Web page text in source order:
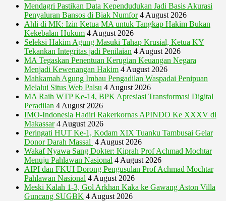
Mendagri Pastikan Data Kependudukan Jadi Basis Akurasi
Penyaluran Bansos di Biak Numfor 4 August 2026
Ahli di MK: Izin Ketua MA untuk Tangkap Hakim Bukan
Kekebalan Hukum 4 August 2026
Seleksi Hakim Agung Masuki Tahap Krusial, Ketua KY
Tekankan Integritas jadi Penilaian 4 August 2026
MA Tegaskan Penentuan Kerugian Keuangan Negara
Menjadi Kewenangan Hakim 4 August 2026
Mahkamah Agung Imbau Pengadilan Waspadai Penipuan
Melalui Situs Web Palsu 4 August 2026
MA Raih WTP Ke-14, BPK Apresiasi Transformasi Digital
Peradilan 4 August 2026
IMO-Indonesia Hadiri Rakerkornas APINDO Ke XXXV di
Makassar 4 August 2026
Peringati HUT Ke-1, Kodam XIX Tuanku Tambusai Gelar
Donor Darah Massal 4 August 2026
Wakaf Nyawa Sang Dokter: Kiprah Prof Achmad Mochtar
Menuju Pahlawan Nasional 4 August 2026
AIPI dan FKUI Dorong Pengusulan Prof Achmad Mochtar
Pahlawan Nasional 4 August 2026
Meski Kalah 1-3, Gol Arkhan Kaka ke Gawang Aston Villa
Guncang SUGBK 4 August 2026